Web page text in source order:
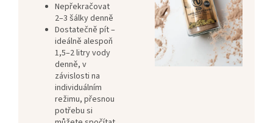
Nepřekračovat
2–3 šálky denně
Dostatečně pít –
ideálně alespoň
1,5–2 litry vody
denně, v
závislosti na
individuálním
režimu, přesnou
potřebu si